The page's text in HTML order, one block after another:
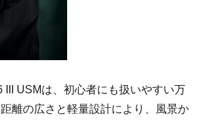
III USMは、初心者にも扱いやすい万
離の広さと軽量設計により、風景か